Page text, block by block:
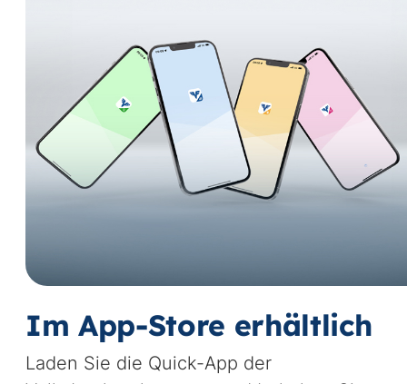
Im App-Store erhältlich
Laden Sie die Quick-App der